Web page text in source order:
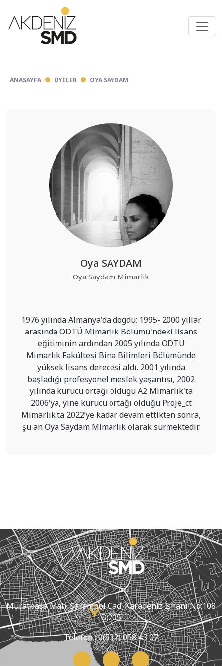
ANASAYFA ÜYELER OYA SAYDAM
Oya SAYDAM
Oya Saydam Mimarlık
1976 yılında Almanya'da dogdu; 1995- 2000 yıllar
arasında ODTÜ Mimarlık Bölümü'ndeki lisans
eğitiminin ardından 2005 yılında ODTÜ
Mimarlık Fakültesi Bina Bilimleri Bölümünde
yüksek lisans derecesi aldı. 2001 yılında
başladığı profesyonel meslek yaşantısı, 2002
yılında kurucu ortağı oldugu A2 Mimarlık'ta
2006'ya, yine kurucu ortağı olduğu Proje_ct
Mimarlık’ta 2022’ye kadar devam ettikten sonra,
şu an Oya Saydam Mimarlık olarak sürmektedir.
Muratpaşa Mah. Şarampol Cad. Karadeniz İşhanı No:108
D:205
Telefon :0(532) 058 43 07